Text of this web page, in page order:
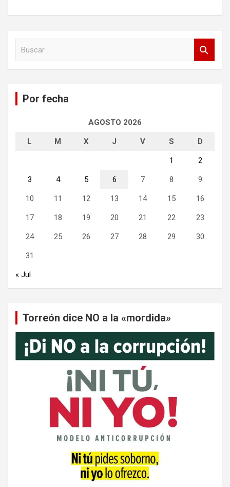
Por fecha
AGOSTO 2026
L M X J V S D
1 2
3 4 5 6 7 8 9
10 11 12 13 14 15 16
17 18 19 20 21 22 23
24 25 26 27 28 29 30
31
« Jul
Torreón dice NO a la «mordida»